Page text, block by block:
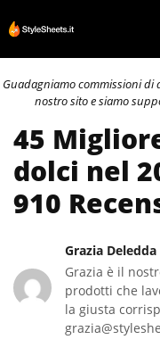
al
contenuto
Guadagniamo commissioni di
nostro sito e siamo
45
dolci nel
910
Grazia Deledda
Grazia è il
prodotti che
la giusta